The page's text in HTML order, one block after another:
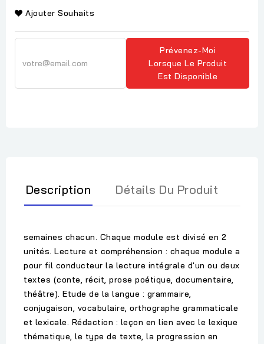
Ajouter Souhaits
Prévenez-Moi
Lorsque Le Produit
Est Disponible
Description Détails Du Produit
semaines chacun. Chaque module est divisé en 2
unités. Lecture et compréhension : chaque module a
pour fil conducteur la lecture intégrale d'un ou deux
textes (conte, récit, prose poétique, documentaire,
théâtre). Etude de la langue : grammaire,
conjugaison, vocabulaire, orthographe grammaticale
et lexicale. Rédaction : leçon en lien avec le lexique
thématique, le type de texte, la progression en